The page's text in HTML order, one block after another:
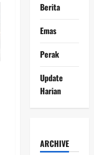
Berita
Emas
Perak
Update
Harian
ARCHIVE